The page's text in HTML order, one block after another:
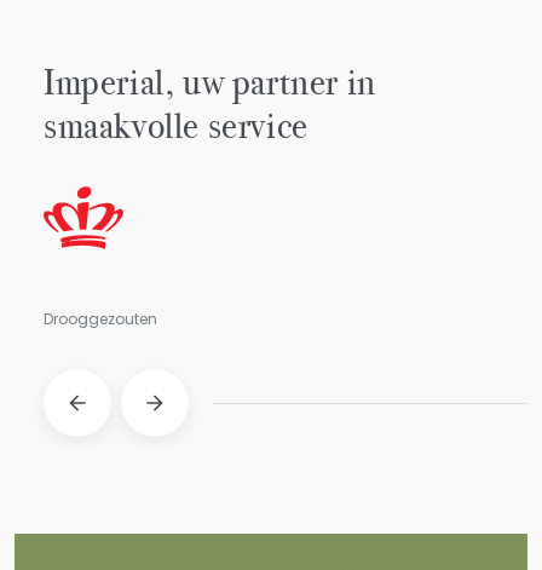
Imperial, uw partner in
smaakvolle service
Drooggezouten